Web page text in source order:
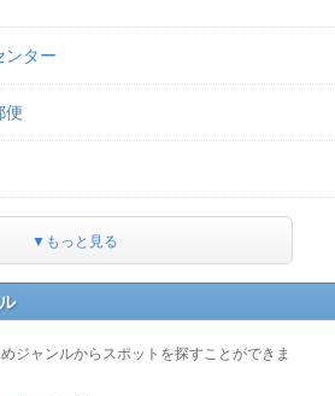
ンター
便
▼もっと見る
ジャンルからスポットを探すことができま